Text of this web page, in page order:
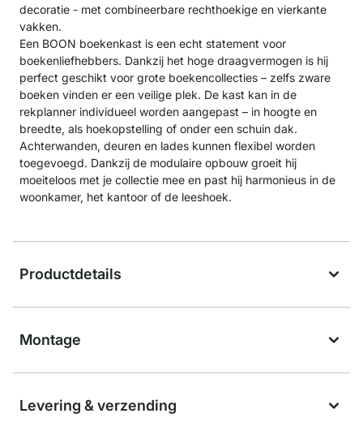
decoratie - met combineerbare rechthoekige en vierkante
vakken.
Een BOON boekenkast is een echt statement voor
boekenliefhebbers. Dankzij het hoge draagvermogen is hij
perfect geschikt voor grote boekencollecties – zelfs zware
boeken vinden er een veilige plek. De kast kan in de
rekplanner individueel worden aangepast – in hoogte en
breedte, als hoekopstelling of onder een schuin dak.
Achterwanden, deuren en lades kunnen flexibel worden
toegevoegd. Dankzij de modulaire opbouw groeit hij
moeiteloos met je collectie mee en past hij harmonieus in de
woonkamer, het kantoor of de leeshoek.
Productdetails
Montage
Levering & verzending